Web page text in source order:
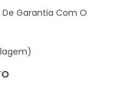
Garantia Com O